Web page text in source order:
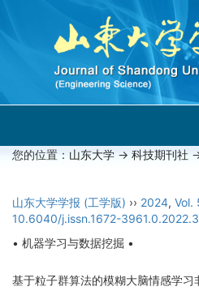
您的位置： 山东大学 -> 科技期刊社 -
山东大学学报 (工学版) ›› 2024, Vol.
10.6040/j.issn.1672-
• 机器学习与数据挖掘 •
基于粒子群算法的模糊大脑情感学习